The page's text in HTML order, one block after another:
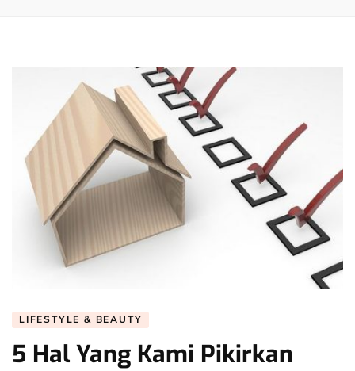
LIFESTYLE & BEAUTY
5 Hal Yang Kami Pikirkan